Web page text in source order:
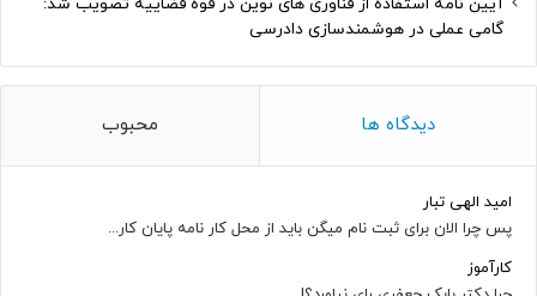
گامی عملی در هوشمندسازی دادرسی
دیدگاه ها محبوب
امید الهی تبار
پس چرا الان برای ثبت نام میگن باید از محل کار نامه پایان کار...
کارآموز